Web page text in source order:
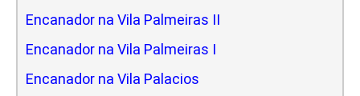
Encanador na Vila Palmeiras II
Encanador na Vila Palmeiras I
Encanador na Vila Palacios